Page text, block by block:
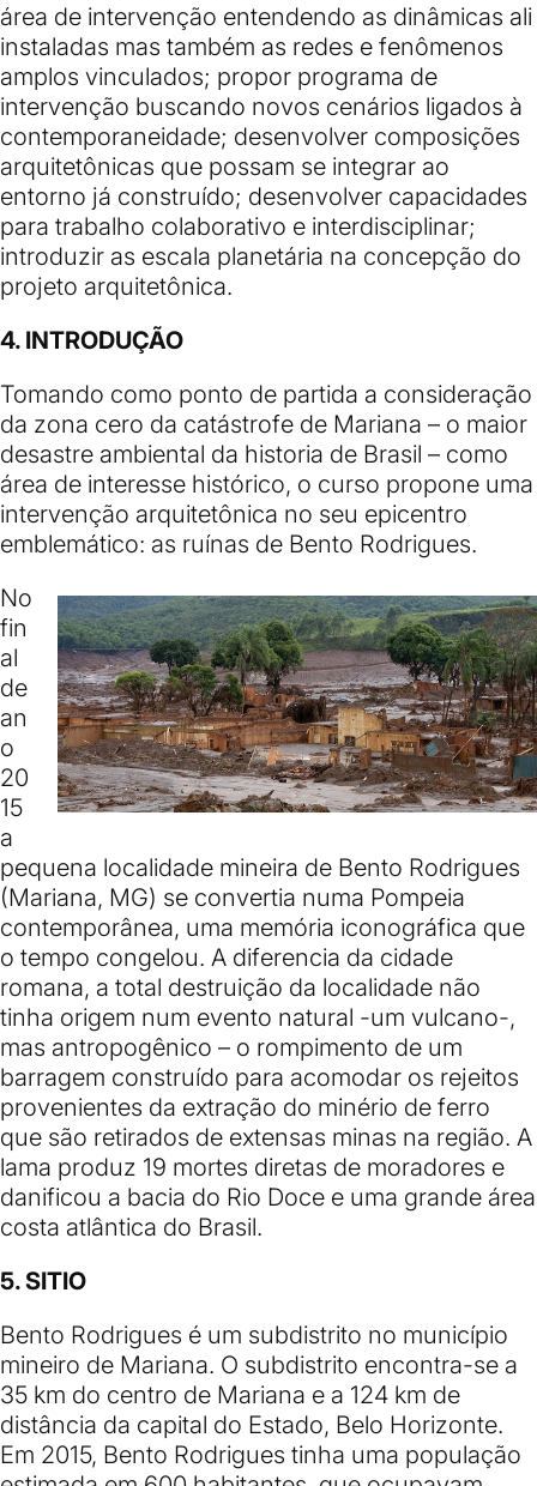
área de intervenção entendendo as dinâmicas ali
instaladas mas também as redes e fenômenos
amplos vinculados; propor programa de
intervenção buscando novos cenários ligados à
contemporaneidade; desenvolver composições
arquitetônicas que possam se integrar ao
entorno já construído; desenvolver capacidades
para trabalho colaborativo e interdisciplinar;
introduzir as escala planetária na concepção do
projeto arquitetônica.
4. INTRODUÇÃO
Tomando como ponto de partida a consideração
da zona cero da catástrofe de Mariana – o maior
desastre ambiental da historia de Brasil – como
área de interesse histórico, o curso propone uma
intervenção arquitetônica no seu epicentro
emblemático: as ruínas de Bento Rodrigues.
No
fin
al
de
an
o
20
15
a
pequena localidade mineira de Bento Rodrigues
(Mariana, MG) se convertia numa Pompeia
contemporânea, uma memória iconográfica que
o tempo congelou. A diferencia da cidade
romana, a total destruição da localidade não
tinha origem num evento natural -um vulcano-,
mas antropogênico – o rompimento de um
barragem construído para acomodar os rejeitos
provenientes da extração do minério de ferro
que são retirados de extensas minas na região. A
lama produz 19 mortes diretas de moradores e
danificou a bacia do Rio Doce e uma grande área
costa atlântica do Brasil.
5. SITIO
Bento Rodrigues é um subdistrito no município
mineiro de Mariana. O subdistrito encontra-se a
35 km do centro de Mariana e a 124 km de
distância da capital do Estado, Belo Horizonte.
Em 2015, Bento Rodrigues tinha uma população